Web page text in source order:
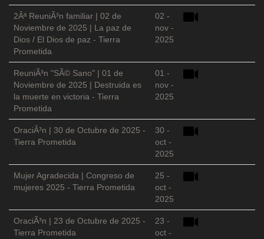
2Âª ReuniÃ³n familiar | 02 de
Noviembre de 2025 | La paz de
Dios / El Dios de paz - Tierra
Prometida
02 -
nov -
2025
ReuniÃ³n "SÃ© Sano" | 01 de
Noviembre de 2025 | Destruida es
la muerte en victoria - Tierra
Prometida
01 -
nov -
2025
OraciÃ³n | 30 de Octubre de 2025 -
Tierra Prometida
30 -
oct -
2025
Mujer Agradecida | Congreso de
mujeres 2025 - Tierra Prometida
25 -
oct -
2025
OraciÃ³n | 23 de Octubre de 2025 -
Tierra Prometida
23 -
oct -